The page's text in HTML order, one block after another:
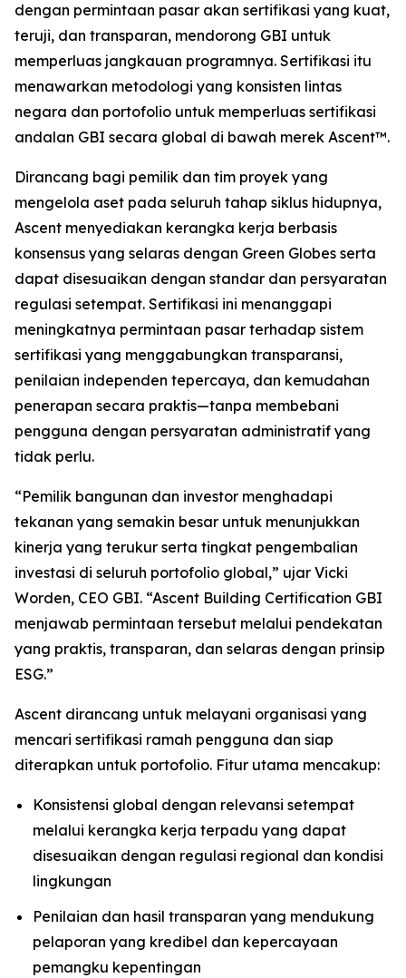
dengan permintaan pasar akan sertifikasi yang kuat,
teruji, dan transparan, mendorong GBI untuk
memperluas jangkauan programnya. Sertifikasi itu
menawarkan metodologi yang konsisten lintas
negara dan portofolio untuk memperluas sertifikasi
andalan GBI secara global di bawah merek Ascent™.
Dirancang bagi pemilik dan tim proyek yang
mengelola aset pada seluruh tahap siklus hidupnya,
Ascent menyediakan kerangka kerja berbasis
konsensus yang selaras dengan Green Globes serta
dapat disesuaikan dengan standar dan persyaratan
regulasi setempat. Sertifikasi ini menanggapi
meningkatnya permintaan pasar terhadap sistem
sertifikasi yang menggabungkan transparansi,
penilaian independen tepercaya, dan kemudahan
penerapan secara praktis—tanpa membebani
pengguna dengan persyaratan administratif yang
tidak perlu.
“Pemilik bangunan dan investor menghadapi
tekanan yang semakin besar untuk menunjukkan
kinerja yang terukur serta tingkat pengembalian
investasi di seluruh portofolio global,” ujar Vicki
Worden, CEO GBI. “Ascent Building Certification GBI
menjawab permintaan tersebut melalui pendekatan
yang praktis, transparan, dan selaras dengan prinsip
ESG.”
Ascent dirancang untuk melayani organisasi yang
mencari sertifikasi ramah pengguna dan siap
diterapkan untuk portofolio. Fitur utama mencakup:
Konsistensi global dengan relevansi setempat
melalui kerangka kerja terpadu yang dapat
disesuaikan dengan regulasi regional dan kondisi
lingkungan
Penilaian dan hasil transparan yang mendukung
pelaporan yang kredibel dan kepercayaan
pemangku kepentingan